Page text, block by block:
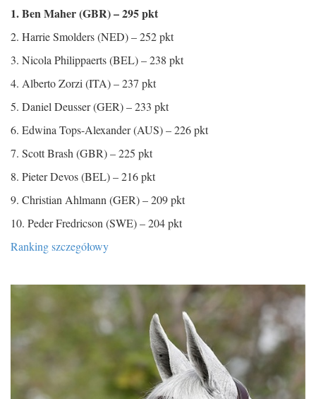
1. Ben Maher (GBR) – 295 pkt
2. Harrie Smolders (NED) – 252 pkt
3. Nicola Philippaerts (BEL) – 238 pkt
4. Alberto Zorzi (ITA) – 237 pkt
5. Daniel Deusser (GER) – 233 pkt
6. Edwina Tops-Alexander (AUS) – 226 pkt
7. Scott Brash (GBR) – 225 pkt
8. Pieter Devos (BEL) – 216 pkt
9. Christian Ahlmann (GER) – 209 pkt
10. Peder Fredricson (SWE) – 204 pkt
Ranking szczegółowy